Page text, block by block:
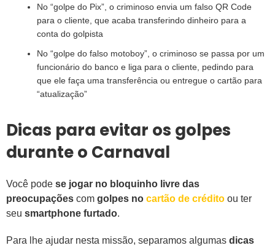
No “golpe do Pix”, o criminoso envia um falso QR Code
para o cliente, que acaba transferindo dinheiro para a
conta do golpista
No “golpe do falso motoboy”, o criminoso se passa por um
funcionário do banco e liga para o cliente, pedindo para
que ele faça uma transferência ou entregue o cartão para
“atualização”
Dicas para evitar os golpes
durante o Carnaval
Você pode se jogar no bloquinho livre das
preocupações com golpes no cartão de crédito ou ter
seu smartphone furtado.
Para lhe ajudar nesta missão, separamos algumas dicas